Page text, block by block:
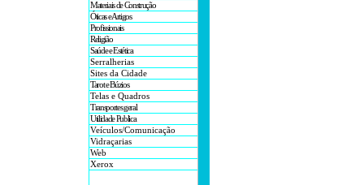
Materiais de Construção
Óticas e Artigos
Profissionais
Religião
Saúde e Estética
Serralherias
Sites da Cidade
Tarot e Búzios
Telas e Quadros
Transportes geral
Utilidade Publica
Veículos/Comunicação
Vidraçarias
Web
Xerox